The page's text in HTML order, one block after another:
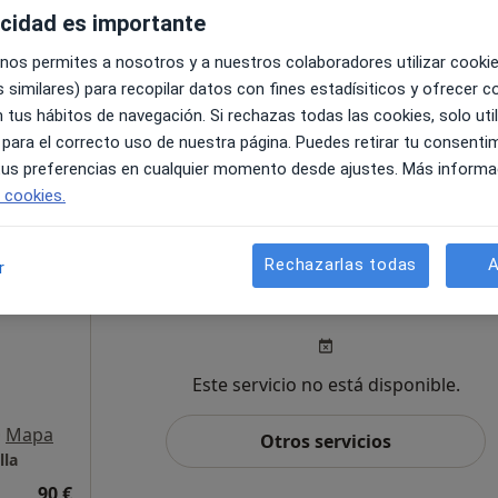
50 €
Otros servicios
Mapa
Mañana
7 ago. 8 ago.
Este servicio no está disponible.
Otros servicios
es importante
permites a nosotros y a nuestros colaboradores utilizar
similares) para recopilar datos con fines estadísiticos y ofrecer
tus hábitos de navegación. Si rechazas todas las cookies, solo
el correcto uso de nuestra página. Puedes retirar tu
preferencias en cualquier momento desde ajustes. Más
Rechazarlas todas